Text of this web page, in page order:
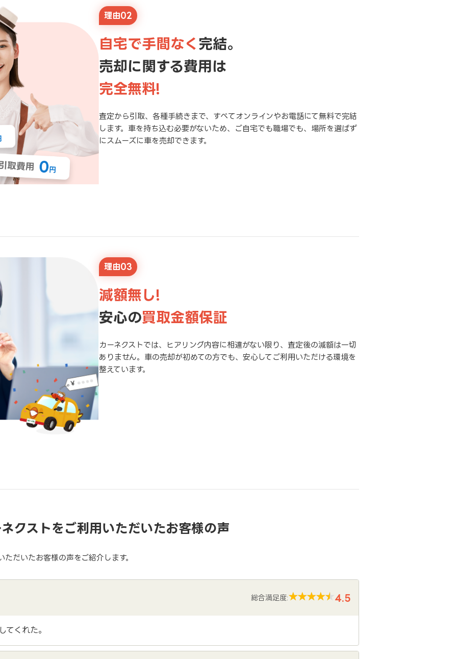
理由02
自宅で手間なく 完結。
売却に関する費用は
完全無料!
査定から引取、各種手続きまで、すべてオンラインやお電話にて無料で完結
します。車を持ち込む必要がないため、ご自宅でも職場でも、場所を選ばず
にスムーズに車を売却できます。
理由03
減額無し!
安心の買取金額保証
カーネクストでは、ヒアリング内容に相違がない限り、査定後の減額は一切
ありません。車の売却が初めての方でも、安心してご利用いただける環境を
整えています。
クストをご利用いただいたお客様の声
だいたお客様の声をご紹介します。
総合満足度: 4.5
てくれた。